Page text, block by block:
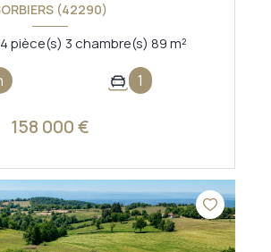
(42290)
Appartement 4 pièce(s) 3 chambre(s) 89 m²
1
158 000 €
VOIR LE BIEN